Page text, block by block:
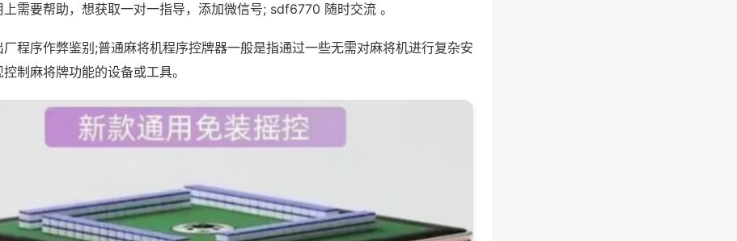
需要帮助，想获取一对一指导，添加微信号; sdf6770 随时交流 。
程序作弊鉴别;普通麻将机程序控牌器一般是指通过一些无需对麻将机进行复杂安
制麻将牌功能的设备或工具。